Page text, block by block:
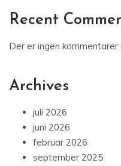
Recent
Der er ingen kommentarer
Archives
juli 2026
juni 2026
februar 2026
september 2025